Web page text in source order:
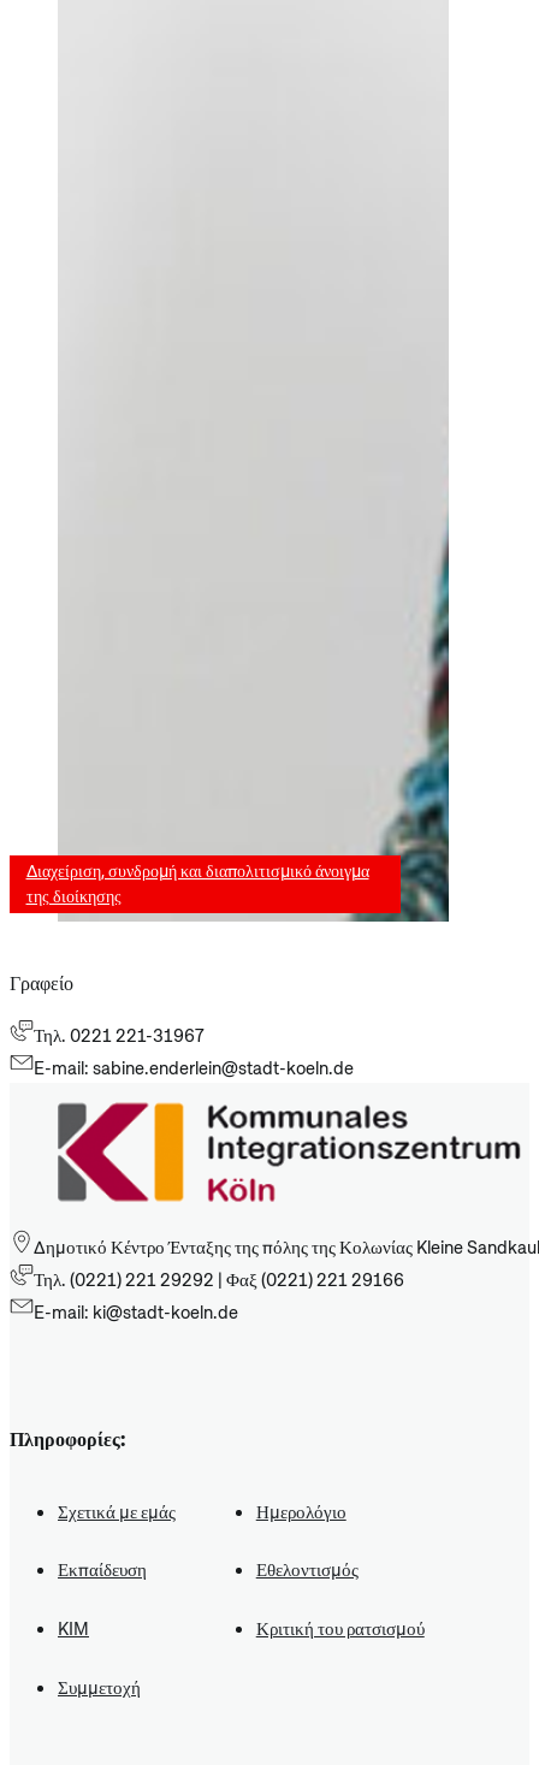
Γραφείο
Διαχείριση, συνδρομή και διαπολιτισμικό άνοιγμα
της διοίκησης
Τηλ. 0221 221-31967
E-mail: sabine.enderlein@stadt-koeln.de
Δημοτικό Κέντρο Ένταξης της πόλης της Κολωνίας Kleine
Τηλ. (0221) 221 29292 | Φαξ (0221) 221 29166
E-mail: ki@stadt-koeln.de
Πληροφορίες:
Σχετικά με εμάς Ημερολόγιο
Εκπαίδευση Εθελοντισμός
KIM Κριτική του ρατσισμού
Συμμετοχή